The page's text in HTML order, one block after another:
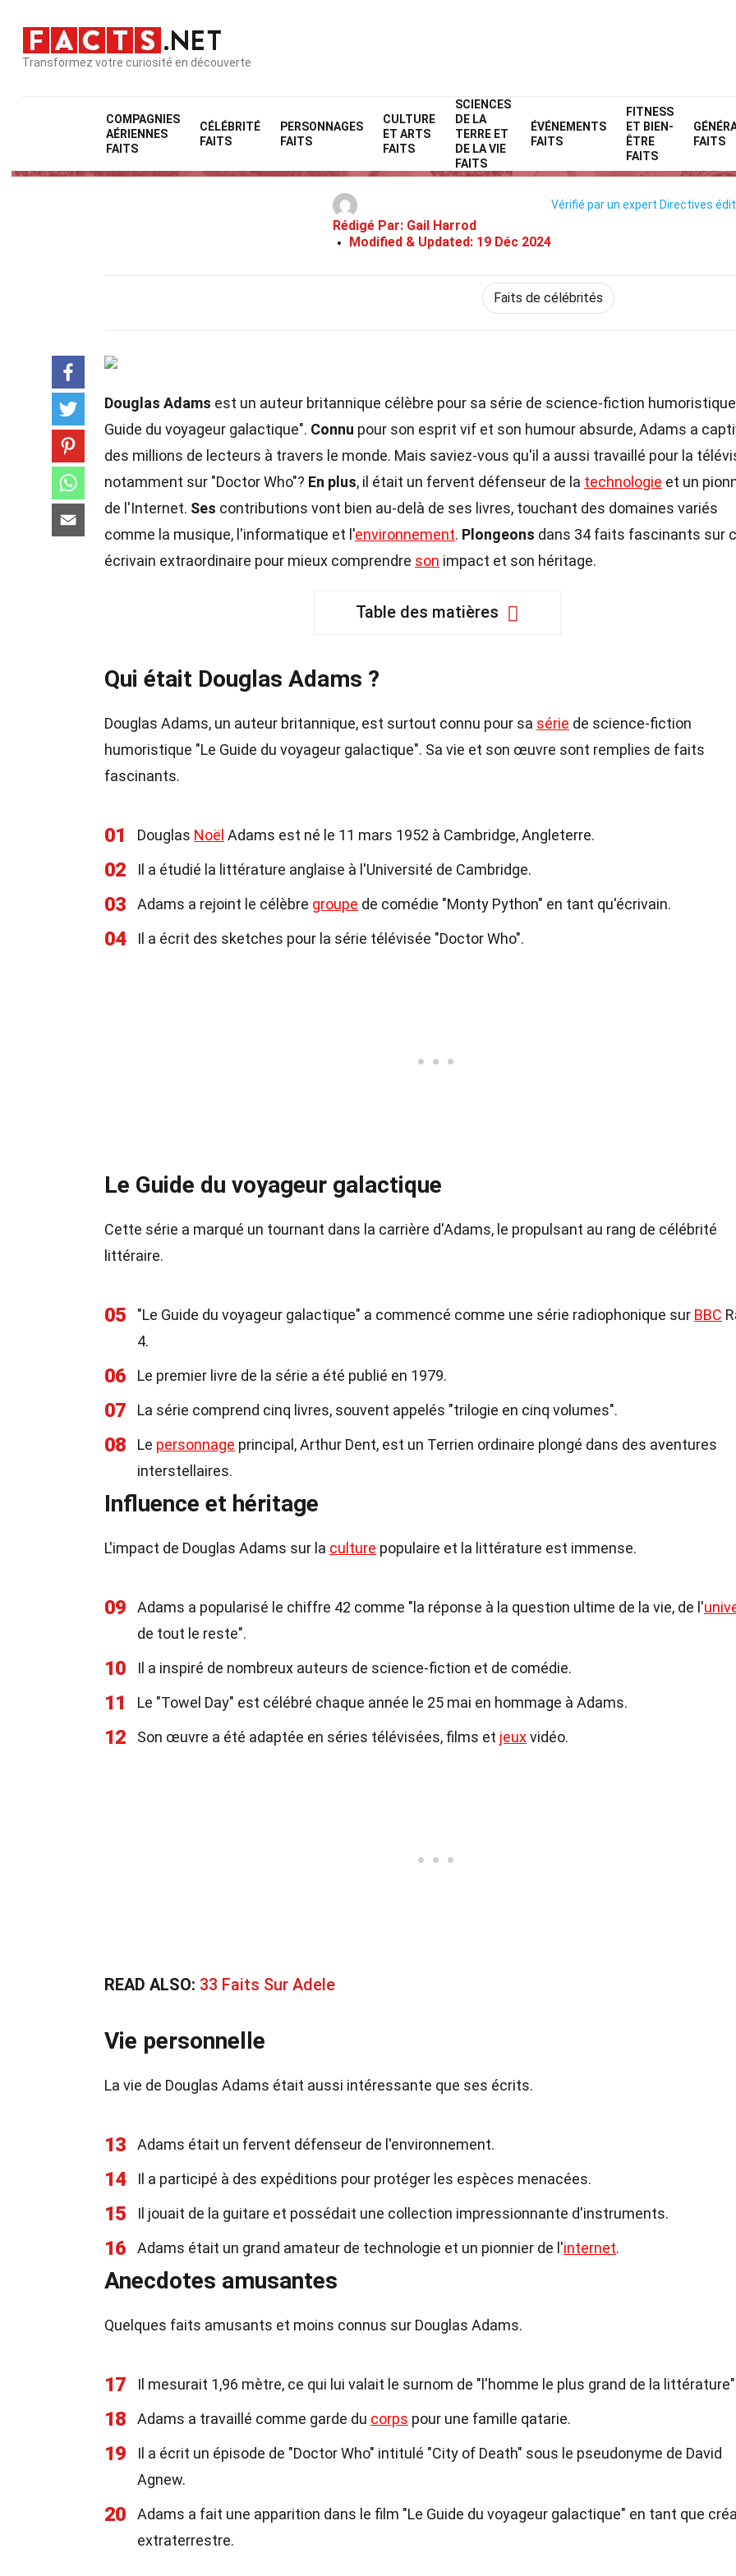
Transformez votre curiosité en découverte
COMPAGNIES
AÉRIENNES
FAITS
CÉLÉBRITÉ
FAITS
PERSONNAGES
FAITS
CULTURE
ET ARTS
FAITS
SCIENCES
DE LA
TERRE ET
DE LA VIE
FAITS
ÉVÉNEMENTS
FAITS
FITNESS
ET BIEN-
ÊTRE
FAITS
FAITS
Home
34 Faits Sur Douglas Adams
Rédigé Par: Gail Harrod
Modified & Updated: 19 Déc 2024
Vérifié par un expert Directives
Faits de célébrités
Douglas Adams est un auteur britannique célèbre pour sa série de science-fiction
Guide du voyageur galactique". Connu pour son esprit vif et son humour absurde, Adams a
des millions de lecteurs à travers le monde. Mais saviez-vous qu'il a aussi travaillé pour la
notamment sur "Doctor Who"? En plus, il était un fervent défenseur de la technologie et un
de l'Internet. Ses contributions vont bien au-delà de ses livres, touchant des domaines variés
comme la musique, l'informatique et l'environnement. Plongeons dans 34 faits fascinants sur
écrivain extraordinaire pour mieux comprendre son impact et son héritage.
Table des matières
Qui était Douglas Adams ?
Douglas Adams, un auteur britannique, est surtout connu pour sa série de science-fiction
humoristique "Le Guide du voyageur galactique". Sa vie et son œuvre sont remplies de faits
fascinants.
01 Douglas Noël Adams est né le 11 mars 1952 à Cambridge, Angleterre.
02 Il a étudié la littérature anglaise à l'Université de Cambridge.
03 Adams a rejoint le célèbre groupe de comédie "Monty Python" en tant qu'écrivain.
04 Il a écrit des sketches pour la série télévisée "Doctor Who".
Le Guide du voyageur galactique
Cette série a marqué un tournant dans la carrière d'Adams, le propulsant au rang de célébrité
littéraire.
05 "Le Guide du voyageur galactique" a commencé comme une série radiophonique sur BBC
4.
06 Le premier livre de la série a été publié en 1979.
07 La série comprend cinq livres, souvent appelés "trilogie en cinq volumes".
08 Le personnage principal, Arthur Dent, est un Terrien ordinaire plongé dans des aventures
interstellaires.
Influence et héritage
L'impact de Douglas Adams sur la culture populaire et la littérature est immense.
09 Adams a popularisé le chiffre 42 comme "la réponse à la question ultime de la vie, de l'
de tout le reste".
10 Il a inspiré de nombreux auteurs de science-fiction et de comédie.
11 Le "Towel Day" est célébré chaque année le 25 mai en hommage à Adams.
12 Son œuvre a été adaptée en séries télévisées, films et jeuxvidéo.
READ ALSO: 33 Faits Sur Adele
Vie personnelle
La vie de Douglas Adams était aussi intéressante que ses écrits.
13 Adams était un fervent défenseur de l'environnement.
14 Il a participé à des expéditions pour protéger les espèces menacées.
15 Il jouait de la guitare et possédait une collection impressionnante d'instruments.
16 Adams était un grand amateur de technologie et un pionnier de l'internet.
Anecdotes amusantes
Quelques faits amusants et moins connus sur Douglas Adams.
17 Il mesurait 1,96 mètre, ce qui lui valait le surnom de "l'homme le plus grand de la
18 Adams a travaillé comme garde du corps pour une famille qatarie.
19
Il a écrit un épisode de "Doctor Who" intitulé "City of Death" sous le pseudonyme de David
Agnew.
20
Adams a fait une apparition dans le film "Le Guide du voyageur galactique" en tant que
extraterrestre.